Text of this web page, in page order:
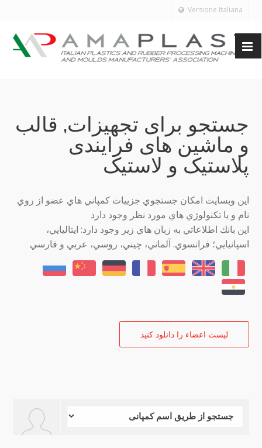
Versione Italiana
جستجو برای تجهیزات, قالب
و ماشین های فرایندی
پلاستیک و لاستیک
اين وبسايت امكان جستجوي جزييات كمپاني هاي عضو از روي
نام و يا تكنولوژي هاي مورد نظر وجود دارد
اين بانك اطلاعاتي به زبان هاي زير وجود دارد: ايتاليايي،
اسپانيايي؛ فرانسوي. آلماني، چيني، روسي، عربي و فارسي
ليست اعضاء را دانلود كنيد